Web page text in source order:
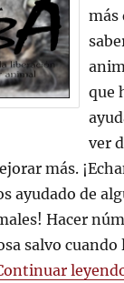
más
que
ver
más.
ayudado de
Hacer
salvo cuando